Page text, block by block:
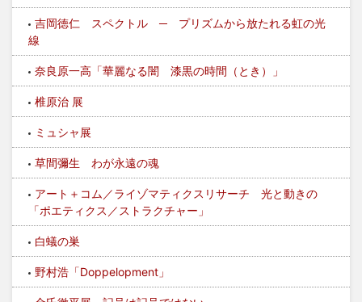
吉岡徳仁 スペクトル ─ プリズムから放たれる虹の光
線
奈良原一高「華麗なる闇 漆黒の時間（とき）」
椎原治 展
ミュシャ展
草間彌生 わが永遠の魂
アート＋コム／ライゾマティクスリサーチ 光と動きの
「ポエティクス／ストラクチャー」
白蟻の巣
野村浩「Doppelopment」